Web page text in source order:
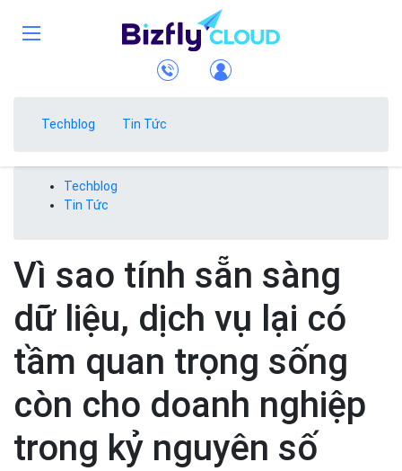
Techblog Tin Tức
Techblog
Tin Tức
Vì sao tính sẵn sàng
dữ liệu, dịch vụ lại có
tầm quan trọng sống
còn cho doanh nghiệp
trong kỷ nguyên số